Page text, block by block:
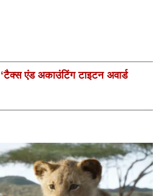
एंड अकाउंटिंग टाइटन अवार्ड